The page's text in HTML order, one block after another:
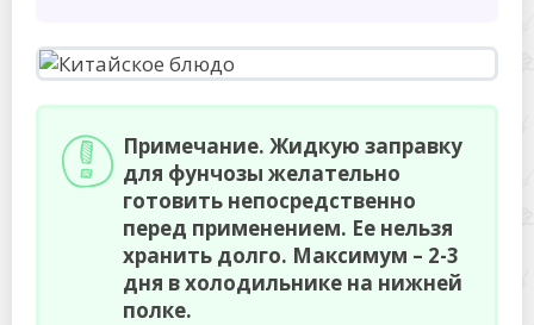
Примечание. Жидкую заправку
для фунчозы желательно
готовить непосредственно
перед применением. Ее нельзя
хранить долго. Максимум – 2-3
дня в холодильнике на нижней
полке.